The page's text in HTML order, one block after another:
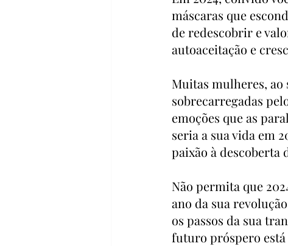
máscaras que
de redescobrir e
autoaceitação e
Muitas mulheres,
sobrecarregadas
emoções que as
seria a sua vida em
paixão à descoberta
Não permita que
ano da sua
os passos da sua
futuro próspero está